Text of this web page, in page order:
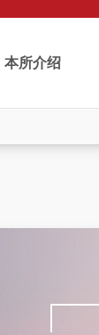
本所介绍